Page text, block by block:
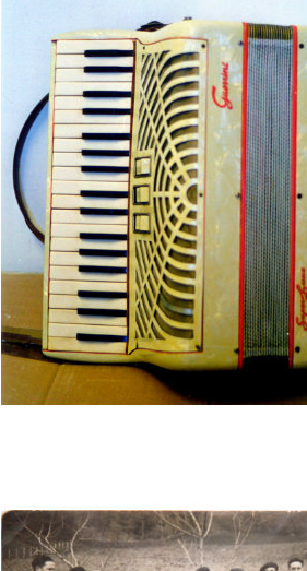
(JMBA bilduma, 0194)
Akordeoia. Guerrini
(JMBA bilduma, 0224)